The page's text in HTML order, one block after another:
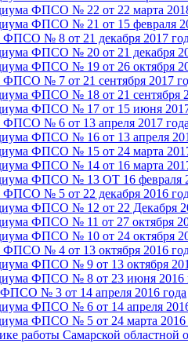
ФПСО № 22 от 22 марта
ФПСО № 21 от 15 февраля
ФПСО № 8 от 21 декабря 2017
ФПСО № 20 от 21 декабря
ФПСО № 19 от 26 октября
ФПСО № 7 от 21 сентября 2017
ФПСО № 18 от 21 сентября
ФПСО № 17 от 15 июня
ФПСО № 6 от 13 апреля 2017 года
ФПСО № 16 от 13 апреля
ФПСО № 15 от 24 марта
ФПСО № 14 от 16 марта
ФПСО № 13 ОТ 16 февраля
ФПСО № 5 от 22 декабря 2016
ФПСО № 12 от 22 Декабря
ФПСО № 11 от 27 октября
ФПСО № 10 от 24 октября
ФПСО № 4 от 13 октября 2016
ФПСО № 9 от 13 октября
ФПСО № 8 от 23 июня 2016
ФПСО № 3 от 14 апреля 2016 года
ФПСО № 6 от 14 апреля
ФПСО № 5 от 24 марта 2016
работы Самарской